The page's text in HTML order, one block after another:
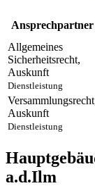
Ansprechpartner
Allgemeines
Sicherheitsrecht,
Auskunft
Dienstleistung
Versammlungsrecht
Auskunft
Dienstleistung
a.d.Ilm